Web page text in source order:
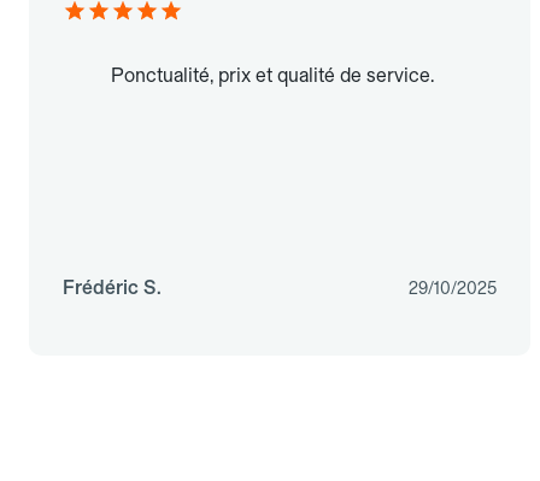
Ponctualité, prix et qualité de service.
Frédéric S. 29/10/2025